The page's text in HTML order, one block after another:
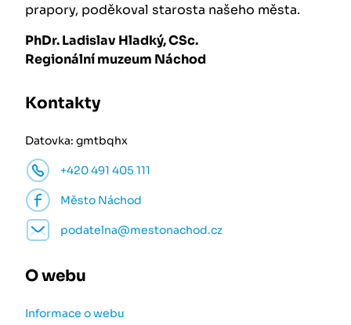
prapory, poděkoval starosta našeho města.
PhDr. Ladislav Hladký, CSc.
Regionální muzeum Náchod
Kontakty
Datovka: gmtbqhx
+420 491 405 111
Město Náchod
podatelna@mestonachod.cz
O webu
Informace o webu